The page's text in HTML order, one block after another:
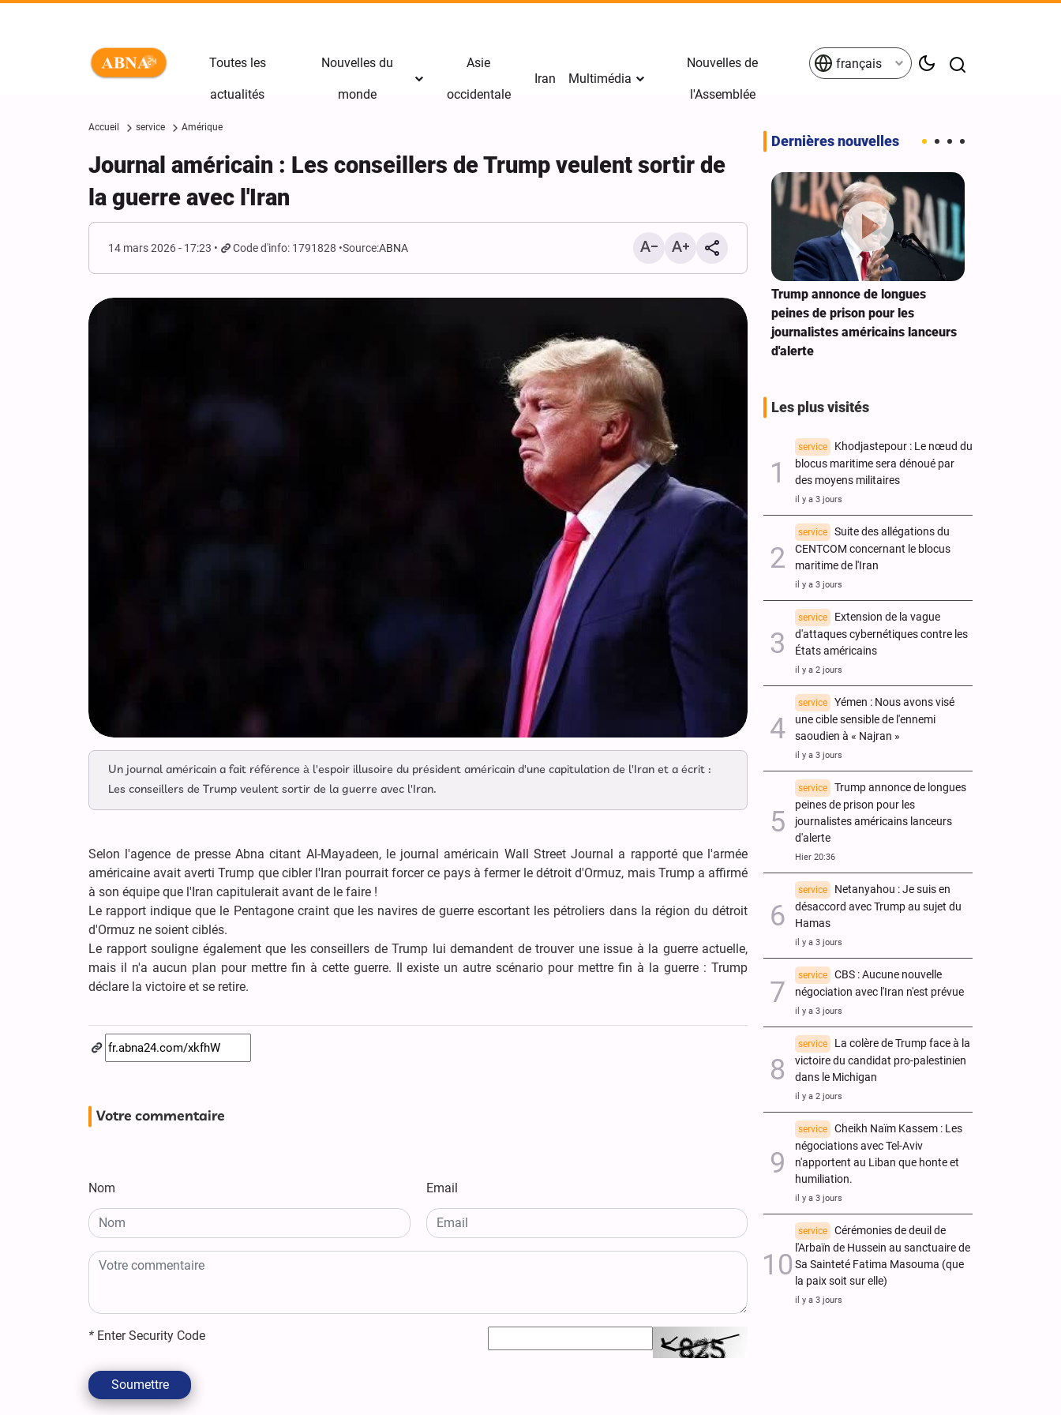
Toutes les
actualités
Nouvelles du
monde
Asie
occidentale
Iran Multimédia
Nouvelles de
l'Assemblée
français
Accueil service Amérique
Journal américain : Les conseillers de Trump veulent sortir de
la guerre avec l'Iran
14 mars 2026 - 17:23 Code d'info: 1791828 Source:ABNA
Un journal américain a fait référence à l'espoir illusoire du président américain d'une capitulation de l'Iran et a écrit :
Les conseillers de Trump veulent sortir de la guerre avec l'Iran.
Selon l'agence de presse Abna citant Al-Mayadeen, le journal américain Wall Street Journal a rapporté que l'armée
américaine avait averti Trump que cibler l'Iran pourrait forcer ce pays à fermer le détroit d'Ormuz, mais Trump a affirmé
à son équipe que l'Iran capitulerait avant de le faire !
Le rapport indique que le Pentagone craint que les navires de guerre escortant les pétroliers dans la région du détroit
d'Ormuz ne soient ciblés.
Le rapport souligne également que les conseillers de Trump lui demandent de trouver une issue à la guerre actuelle,
mais il n'a aucun plan pour mettre fin à cette guerre. Il existe un autre scénario pour mettre fin à la guerre : Trump
déclare la victoire et se retire.
Votre commentaire
Nom Email
* Enter Security Code
Soumettre
Dernières nouvelles
Yahya Sari : nous avons fracassé
saoudiens avec des missiles
balistiques et des drones
Trump annonce de longues
peines de prison pour les
journalistes américains lanceurs
d'alerte
Les plus visités
service
Khodjastepour : Le nœud du
blocus maritime sera dénoué par
des moyens militaires
il y a 3 jours
service
Suite des allégations du
CENTCOM concernant le blocus
maritime de l'Iran
il y a 3 jours
service
Extension de la vague
d'attaques cybernétiques contre les
États américains
il y a 2 jours
service
Yémen : Nous avons visé
une cible sensible de l'ennemi
saoudien à « Najran »
il y a 3 jours
service
Trump annonce de longues
peines de prison pour les
journalistes américains lanceurs
d'alerte
Hier 20:36
service
Netanyahou : Je suis en
désaccord avec Trump au sujet du
Hamas
il y a 3 jours
service
CBS : Aucune nouvelle
négociation avec l'Iran n'est prévue
il y a 3 jours
service
La colère de Trump face à la
victoire du candidat pro-palestinien
dans le Michigan
il y a 2 jours
service
Cheikh Naïm Kassem : Les
négociations avec Tel-Aviv
n'apportent au Liban que honte et
humiliation.
il y a 3 jours
service
Cérémonies de deuil de
l'Arbaïn de Hussein au sanctuaire de
Sa Sainteté Fatima Masouma (que
la paix soit sur elle)
il y a 3 jours